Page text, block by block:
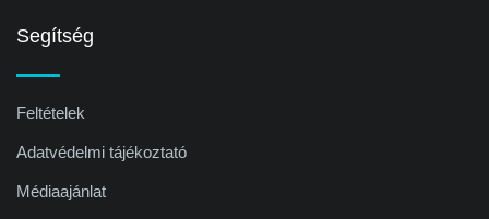
Segítség
Feltételek
Adatvédelmi tájékoztató
Médiaajánlat